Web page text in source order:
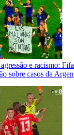
e racismo:
sobre casos da